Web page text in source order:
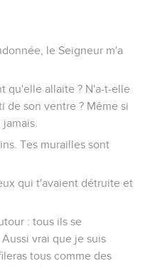
le Seigneur m'a
qu'elle allaite ? N'a-t-elle
de son ventre ? Même si
Tes murailles sont
qui t'avaient détruite et
: tous ils se
vrai que je suis
tous comme des